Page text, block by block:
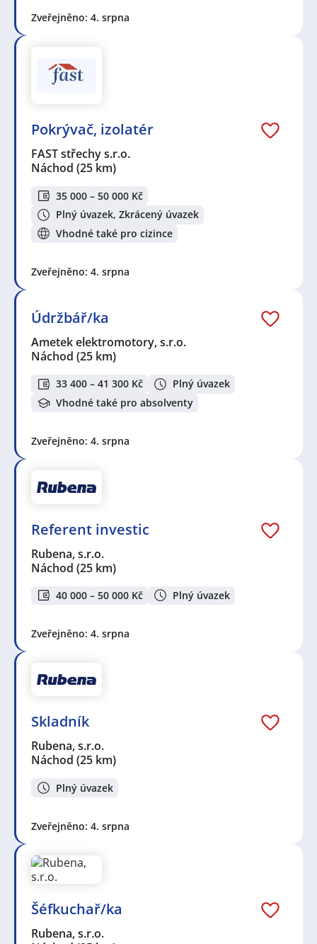
Zveřejněno: 4. srpna
Pokrývač, izolatér
FAST střechy s.r.o.
Náchod (25 km)
35 000 – 50 000 Kč
Plný úvazek, Zkrácený úvazek
Vhodné také pro cizince
Zveřejněno: 4. srpna
Údržbář/ka
Ametek elektromotory, s.r.o.
Náchod (25 km)
33 400 – 41 300 Kč
Plný úvazek
Vhodné také pro absolventy
Zveřejněno: 4. srpna
Referent investic
Rubena, s.r.o.
Náchod (25 km)
40 000 – 50 000 Kč Plný úvazek
Zveřejněno: 4. srpna
Skladník
Rubena, s.r.o.
Náchod (25 km)
Plný úvazek
Zveřejněno: 4. srpna
Šéfkuchař/ka
Rubena, s.r.o.